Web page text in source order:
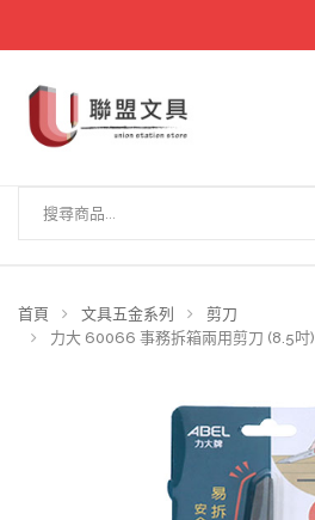
首頁 文具五金系列
剪刀
力大 60066 事務拆箱兩用剪刀 (8.5吋)